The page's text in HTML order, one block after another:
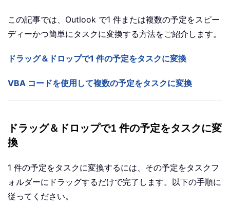
この記事では、Outlook で1 件または複数の予定をスピー
ディーかつ簡単にタスクに変換する方法をご紹介します。
ドラッグ＆ドロップで1 件の予定をタスクに変換
VBA コードを使用して複数の予定をタスクに変換
ドラッグ＆ドロップで1 件の予定をタスクに変
換
1 件の予定をタスクに変換するには、その予定をタスクフ
ォルダーにドラッグするだけで完了します。以下の手順に
従ってください。